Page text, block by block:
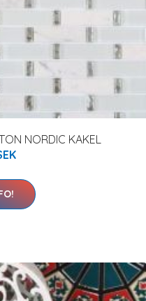
NORDIC KAKEL